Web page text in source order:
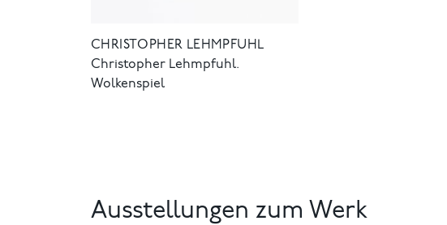
CHRISTOPHER LEHMPFUHL
Christopher Lehmpfuhl.
Wolkenspiel
Ausstellungen zum Werk